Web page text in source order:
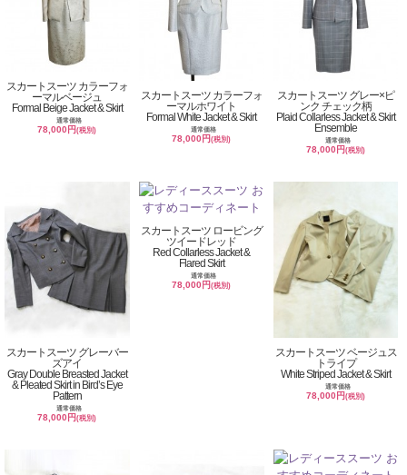
スカートスーツ カラーフォ
ーマルベージュ
Formal Beige Jacket & Skirt
通常価格
78,000円(税別)
スカートスーツ カラーフォ
ーマルホワイト
Formal White Jacket & Skirt
通常価格
78,000円(税別)
スカートスーツ グレー×ピ
ンク チェック柄
Plaid Collarless Jacket & Skirt
Ensemble
通常価格
78,000円(税別)
スカートスーツ グレーバー
ズアイ
Gray Double Breasted Jacket
& Pleated Skirt in Bird’s Eye
Pattern
通常価格
78,000円(税別)
スカートスーツ ロービング
ツイードレッド
Red Collarless Jacket &
Flared Skirt
通常価格
78,000円(税別)
スカートスーツ ベージュス
トライプ
White Striped Jacket & Skirt
通常価格
78,000円(税別)